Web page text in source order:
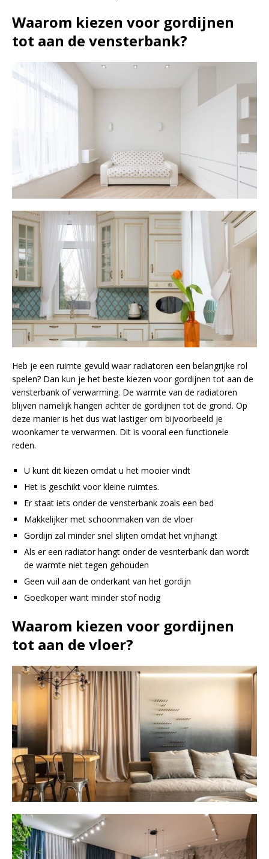
Waarom kiezen voor gordijnen
tot aan de vensterbank?
Heb je een ruimte gevuld waar radiatoren een belangrijke rol
spelen? Dan kun je het beste kiezen voor gordijnen tot aan de
vensterbank of verwarming. De warmte van de radiatoren
blijven namelijk hangen achter de gordijnen tot de grond. Op
deze manier is het dus wat lastiger om bijvoorbeeld je
woonkamer te verwarmen. Dit is vooral een functionele
reden.
U kunt dit kiezen omdat u het mooier vindt
Het is geschikt voor kleine ruimtes.
Er staat iets onder de vensterbank zoals een bed
Makkelijker met schoonmaken van de vloer
Gordijn zal minder snel slijten omdat het vrijhangt
Als er een radiator hangt onder de vesnterbank dan wordt
de warmte niet tegen gehouden
Geen vuil aan de onderkant van het gordijn
Goedkoper want minder stof nodig
Waarom kiezen voor gordijnen
tot aan de vloer?